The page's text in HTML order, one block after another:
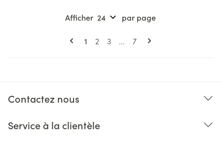
Pages
Vous lisez actuellement la page
1 Page
2 Page
3 ... Page
7
Afficher par page
Contactez nous
Service à la clientèle